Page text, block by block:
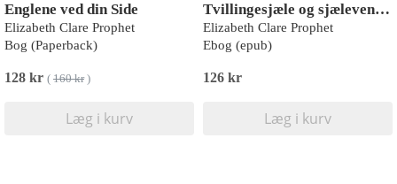
Englene ved din Side
Elizabeth Clare Prophet
Bog (Paperback)
128 kr ( 160 kr)
Læg i kurv
Tvillingesjæle og sjælevenner
Elizabeth Clare Prophet
Ebog (epub)
126 kr
Læg i kurv